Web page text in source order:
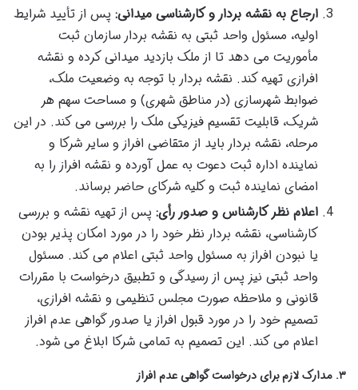
ارجاع به نقشه بردار و کارشناسی میدانی: پس از تأیید شرایط
اولیه، مسئول واحد ثبتی به نقشه بردار سازمان ثبت
مأموریت می دهد تا از ملک بازدید میدانی کرده و نقشه
افرازی تهیه کند. نقشه بردار با توجه به وضعیت ملک،
ضوابط شهرسازی (در مناطق شهری) و مساحت سهم هر
شریک، قابلیت تقسیم فیزیکی ملک را بررسی می کند. در این
مرحله، نقشه بردار باید از متقاضی افراز و سایر شرکا و
نماینده اداره ثبت دعوت به عمل آورده و نقشه افراز را به
امضای نماینده ثبت و کلیه شرکای حاضر برساند.
اعلام نظر کارشناس و صدور رأی: پس از تهیه نقشه و بررسی
کارشناسی، نقشه بردار نظر خود را در مورد امکان پذیر بودن
یا نبودن افراز به مسئول واحد ثبتی اعلام می کند. مسئول
واحد ثبتی نیز پس از رسیدگی و تطبیق درخواست با مقررات
قانونی و ملاحظه صورت مجلس تنظیمی و نقشه افرازی،
تصمیم خود را در مورد قبول افراز یا صدور گواهی عدم افراز
اعلام می کند. این تصمیم به تمامی شرکا ابلاغ می شود.
۳. مدارک لازم برای درخواست گواهی عدم افراز